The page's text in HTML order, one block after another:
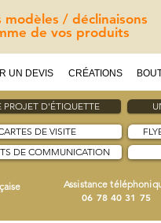
/ déclinaisons
de vos produits
UN DEVIS CRÉATIONS
PROJET D'ÉTIQUETTE
DE VISITE
DE COMMUNICATION
Assistance
06 78 40 31 75